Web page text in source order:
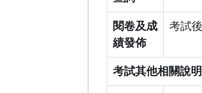
閱卷及成
績發佈
考試
考試其他相關說明